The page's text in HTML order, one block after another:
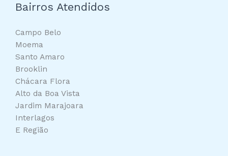
Bairros Atendidos
Campo Belo
Moema
Santo Amaro
Brooklin
Chácara Flora
Alto da Boa Vista
Jardim Marajoara
Interlagos
E Região